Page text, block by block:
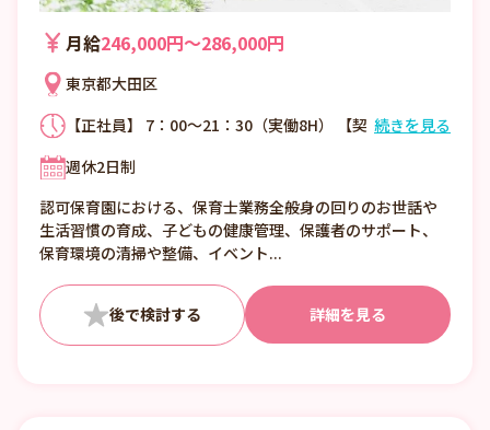
月給246,000円〜286,000円
東京都大田区
【正社員】 7：00～21：30（実働8H） 【契
30（実働8H） ＜固定シフト保育士＞ 固定
金） 【パート】 固定9：00～16：00（実働
6H） ※週5日（月～金）
続きを見る
週休2日制
認可保育園における、保育士業務全般身の回りのお世話や
生活習慣の育成、子どもの健康管理、保護者のサポート、
保育環境の清掃や整備、イベント...
詳細を見る